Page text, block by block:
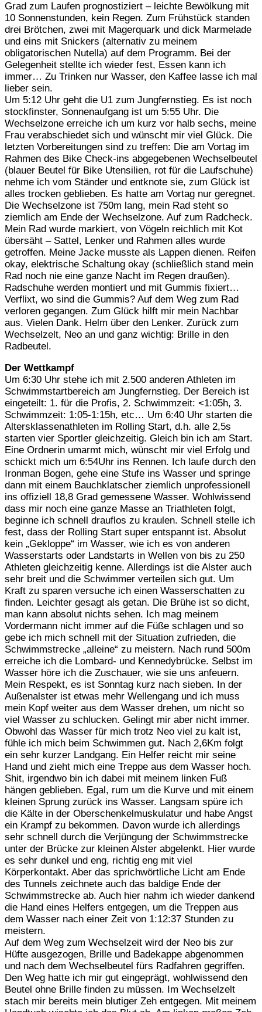
Grad zum Laufen prognostiziert – leichte Bewölkung mit
10 Sonnenstunden, kein Regen. Zum Frühstück standen
drei Brötchen, zwei mit Magerquark und dick Marmelade
und eins mit Snickers (alternativ zu meinem
obligatorischen Nutella) auf dem Programm. Bei der
Gelegenheit stellte ich wieder fest, Essen kann ich
immer… Zu Trinken nur Wasser, den Kaffee lasse ich mal
lieber sein.
Um 5:12 Uhr geht die U1 zum Jungfernstieg. Es ist noch
stockfinster, Sonnenaufgang ist um 5:55 Uhr. Die
Wechselzone erreiche ich um kurz vor halb sechs, meine
Frau verabschiedet sich und wünscht mir viel Glück. Die
letzten Vorbereitungen sind zu treffen: Die am Vortag im
Rahmen des Bike Check-ins abgegebenen Wechselbeutel
(blauer Beutel für Bike Utensilien, rot für die Laufschuhe)
nehme ich vom Ständer und entknote sie, zum Glück ist
alles trocken geblieben. Es hatte am Vortag nur geregnet.
Die Wechselzone ist 750m lang, mein Rad steht so
ziemlich am Ende der Wechselzone. Auf zum Radcheck.
Mein Rad wurde markiert, von Vögeln reichlich mit Kot
übersäht – Sattel, Lenker und Rahmen alles wurde
getroffen. Meine Jacke musste als Lappen dienen. Reifen
okay, elektrische Schaltung okay (schließlich stand mein
Rad noch nie eine ganze Nacht im Regen draußen).
Radschuhe werden montiert und mit Gummis fixiert…
Verflixt, wo sind die Gummis? Auf dem Weg zum Rad
verloren gegangen. Zum Glück hilft mir mein Nachbar
aus. Vielen Dank. Helm über den Lenker. Zurück zum
Wechselzelt, Neo an und ganz wichtig: Brille in den
Radbeutel.
Der Wettkampf
Um 6:30 Uhr stehe ich mit 2.500 anderen Athleten im
Schwimmstartbereich am Jungfernstieg. Der Bereich ist
eingeteilt: 1. für die Profis, 2. Schwimmzeit: <1:05h, 3.
Schwimmzeit: 1:05-1:15h, etc… Um 6:40 Uhr starten die
Altersklassenathleten im Rolling Start, d.h. alle 2,5s
starten vier Sportler gleichzeitig. Gleich bin ich am Start.
Eine Ordnerin umarmt mich, wünscht mir viel Erfolg und
schickt mich um 6:54Uhr ins Rennen. Ich laufe durch den
Ironman Bogen, gehe eine Stufe ins Wasser und springe
dann mit einem Bauchklatscher ziemlich unprofessionell
ins offiziell 18,8 Grad gemessene Wasser. Wohlwissend
dass mir noch eine ganze Masse an Triathleten folgt,
beginne ich schnell drauflos zu kraulen. Schnell stelle ich
fest, dass der Rolling Start super entspannt ist. Absolut
kein „Gekloppe“ im Wasser, wie ich es von anderen
Wasserstarts oder Landstarts in Wellen von bis zu 250
Athleten gleichzeitig kenne. Allerdings ist die Alster auch
sehr breit und die Schwimmer verteilen sich gut. Um
Kraft zu sparen versuche ich einen Wasserschatten zu
finden. Leichter gesagt als getan. Die Brühe ist so dicht,
man kann absolut nichts sehen. Ich mag meinem
Vordermann nicht immer auf die Füße schlagen und so
gebe ich mich schnell mit der Situation zufrieden, die
Schwimmstrecke „alleine“ zu meistern. Nach rund 500m
erreiche ich die Lombard- und Kennedybrücke. Selbst im
Wasser höre ich die Zuschauer, wie sie uns anfeuern.
Mein Respekt, es ist Sonntag kurz nach sieben. In der
Außenalster ist etwas mehr Wellengang und ich muss
mein Kopf weiter aus dem Wasser drehen, um nicht so
viel Wasser zu schlucken. Gelingt mir aber nicht immer.
Obwohl das Wasser für mich trotz Neo viel zu kalt ist,
fühle ich mich beim Schwimmen gut. Nach 2,6Km folgt
ein sehr kurzer Landgang. Ein Helfer reicht mir seine
Hand und zieht mich eine Treppe aus dem Wasser hoch.
Shit, irgendwo bin ich dabei mit meinem linken Fuß
hängen geblieben. Egal, rum um die Kurve und mit einem
kleinen Sprung zurück ins Wasser. Langsam spüre ich
die Kälte in der Oberschenkelmuskulatur und habe Angst
ein Krampf zu bekommen. Davon wurde ich allerdings
sehr schnell durch die Verjüngung der Schwimmstrecke
unter der Brücke zur kleinen Alster abgelenkt. Hier wurde
es sehr dunkel und eng, richtig eng mit viel
Körperkontakt. Aber das sprichwörtliche Licht am Ende
des Tunnels zeichnete auch das baldige Ende der
Schwimmstrecke ab. Auch hier nahm ich wieder dankend
die Hand eines Helfers entgegen, um die Treppen aus
dem Wasser nach einer Zeit von 1:12:37 Stunden zu
meistern.
Auf dem Weg zum Wechselzeit wird der Neo bis zur
Hüfte ausgezogen, Brille und Badekappe abgenommen
und nach dem Wechselbeutel fürs Radfahren gegriffen.
Den Weg hatte ich mir gut eingeprägt, wohlwissend den
Beutel ohne Brille finden zu müssen. Im Wechselzelt
stach mir bereits mein blutiger Zeh entgegen. Mit meinem